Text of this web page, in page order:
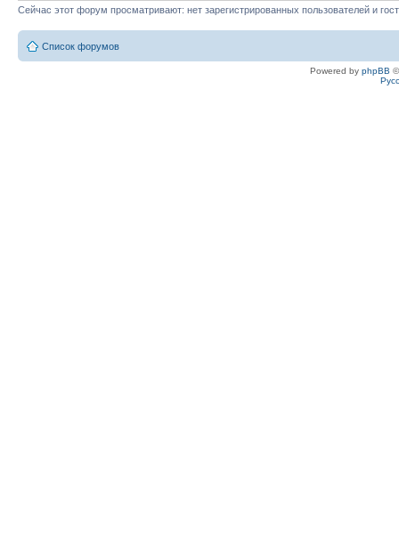
Сейчас этот форум просматривают: нет зарегистрированных пользователей и
Список форумов
Powered by phpBB